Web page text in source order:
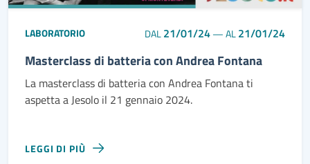
LABORATORIO DAL21/01/24—AL21/01/24
Masterclass di batteria con Andrea Fontana
La masterclass di batteria con Andrea Fontana ti
aspetta a Jesolo il 21 gennaio 2024.
LEGGI DI PIÙ